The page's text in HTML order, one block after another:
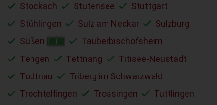
Stockach
Stutensee
Stuttgart
Stühlingen
Sulz am Neckar
Sulzburg
Süßen
T
Tauberbischofsheim
Tengen
Tettnang
Titisee-Neustadt
Todtnau
Triberg im Schwarzwald
Trochtelfingen
Trossingen
Tuttlingen